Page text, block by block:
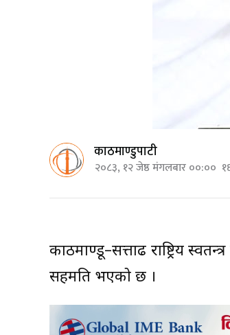
काठमाण्डुपाटी
२०८३, १२ जेष्ठ मंगलबार ००:००
काठमाण्डू–सत्तारुढ राष्ट्रिय
सहमति भएको छ ।